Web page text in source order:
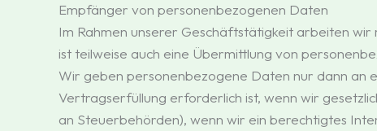
Empfänger von personenbezogenen Daten
Im Rahmen unserer Geschäftstätigkeit arbeiten
ist teilweise auch eine Übermittlung von
Wir geben personenbezogene Daten nur dann an
Vertragserfüllung erforderlich ist, wenn wir
an Steuerbehörden), wenn wir ein berechtigtes